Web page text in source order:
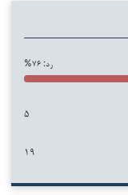
رد: ۷۶%
۵
۱۹